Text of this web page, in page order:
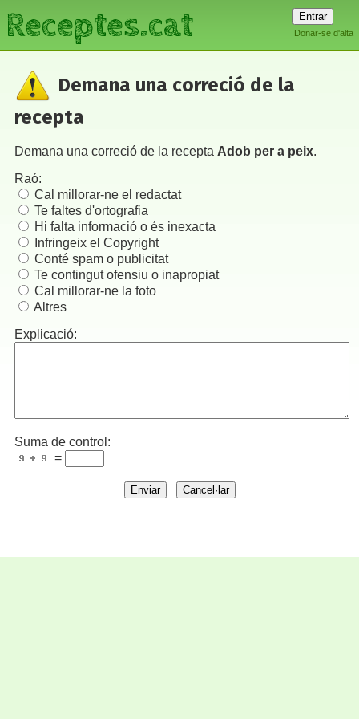
Donar-se d'alta
Receptes.cat
Demana una correció de la
recepta
Demana una correció de la recepta Adob per a peix.
Raó:
Cal millorar-ne el redactat
Te faltes d'ortografia
Hi falta informació o és inexacta
Infringeix el Copyright
Conté spam o publicitat
Te contingut ofensiu o inapropiat
Cal millorar-ne la foto
Altres
Explicació:
Suma de control:
=